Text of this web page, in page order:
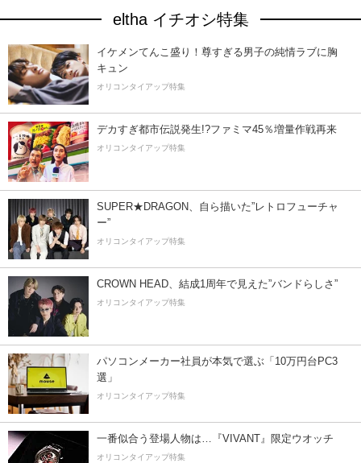
eltha イチオシ特集
イケメンてんこ盛り！尊すぎる男子の純情ラブに胸
キュン
オリコンタイアップ特集
デカすぎ都市伝説発生!?ファミマ45％増量作戦再来
オリコンタイアップ特集
SUPER★DRAGON、自ら描いた”レトロフューチャ
ー”
オリコンタイアップ特集
CROWN HEAD、結成1周年で見えた”バンドらしさ”
オリコンタイアップ特集
パソコンメーカー社員が本気で選ぶ「10万円台PC3
選」
オリコンタイアップ特集
一番似合う登場人物は…『VIVANT』限定ウオッチ
オリコンタイアップ特集